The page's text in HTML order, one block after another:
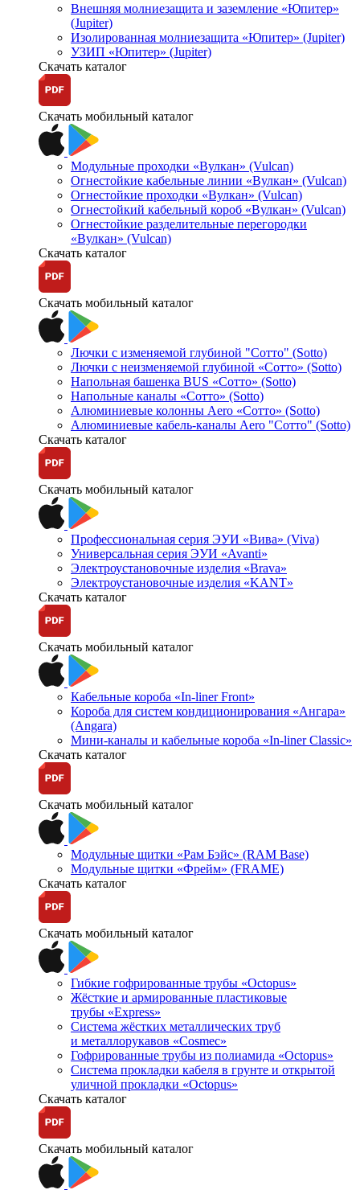
Внешняя молниезащита и заземление «Юпитер»
(Jupiter)
Изолированная молниезащита «Юпитер» (Jupiter)
УЗИП «Юпитер» (Jupiter)
Скачать каталог
Скачать мобильный каталог
Модульные проходки «Вулкан» (Vulcan)
Огнестойкие кабельные линии «Вулкан» (Vulcan)
Огнестойкие проходки «Вулкан» (Vulcan)
Огнестойкий кабельный короб «Вулкан» (Vulcan)
Огнестойкие разделительные перегородки
«Вулкан» (Vulcan)
Скачать каталог
Скачать мобильный каталог
Лючки с изменяемой глубиной "Сотто" (Sotto)
Лючки с неизменяемой глубиной «Сотто» (Sotto)
Напольная башенка BUS «Сотто» (Sotto)
Напольные каналы «Сотто» (Sotto)
Алюминиевые колонны Aero «Сотто» (Sotto)
Алюминиевые кабель-каналы Aero "Сотто" (Sotto)
Скачать каталог
Скачать мобильный каталог
Профессиональная серия ЭУИ «Вива» (Viva)
Универсальная серия ЭУИ «Avanti»
Электроустановочные изделия «Brava»
Электроустановочные изделия «KANT»
Скачать каталог
Скачать мобильный каталог
Кабельные короба «In-liner Front»
Короба для систем кондиционирования «Ангара»
(Angara)
Мини-каналы и кабельные короба «In-liner Classic»
Скачать каталог
Скачать мобильный каталог
Модульные щитки «Рам Бэйс» (RAM Base)
Модульные щитки «Фрейм» (FRAME)
Скачать каталог
Скачать мобильный каталог
Гибкие гофрированные трубы «Octopus»
Жёсткие и армированные пластиковые
трубы «Express»
Система жёстких металлических труб
и металлорукавов «Cosmec»
Гофрированные трубы из полиамида «Octopus»
Система прокладки кабеля в грунте и открытой
уличной прокладки «Octopus»
Скачать каталог
Скачать мобильный каталог